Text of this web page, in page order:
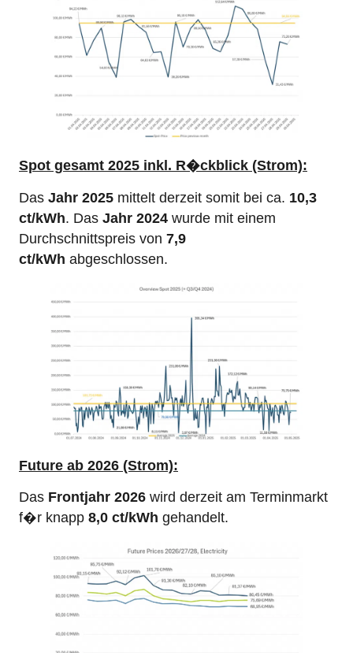
Spot gesamt 2025 inkl. R�ckblick (Strom):
Das Jahr 2025 mittelt derzeit somit bei ca. 10,3
ct/kWh. Das Jahr 2024 wurde mit einem
Durchschnittspreis von 7,9
ct/kWh abgeschlossen.
Future ab 2026 (Strom):
Das Frontjahr 2026 wird derzeit am Terminmarkt
f�r knapp 8,0 ct/kWh gehandelt.